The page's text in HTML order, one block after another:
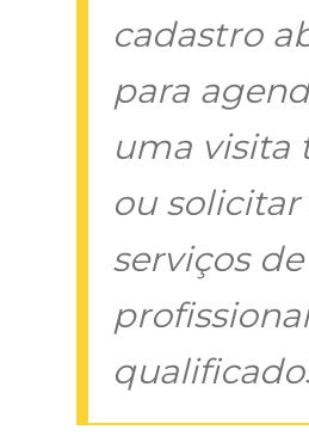
cadastro
para
uma visita
ou solicitar
serviços de